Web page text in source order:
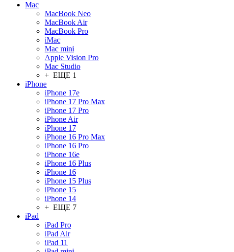
Mac
MacBook Neo
MacBook Air
MacBook Pro
iMac
Mac mini
Apple Vision Pro
Mac Studio
+ ЕЩЕ 1
iPhone
iPhone 17e
iPhone 17 Pro Max
iPhone 17 Pro
iPhone Air
iPhone 17
iPhone 16 Pro Max
iPhone 16 Pro
iPhone 16e
iPhone 16 Plus
iPhone 16
iPhone 15 Plus
iPhone 15
iPhone 14
+ ЕЩЕ 7
iPad
iPad Pro
iPad Air
iPad 11